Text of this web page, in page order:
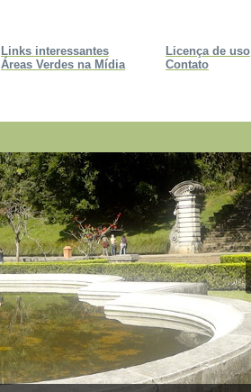
Licença de uso
Contato
Links interessantes
Áreas Verdes na Mídia